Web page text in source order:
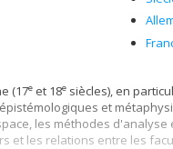
(17e et 18e siècles), en
et
les méthodes
et les relations entre les